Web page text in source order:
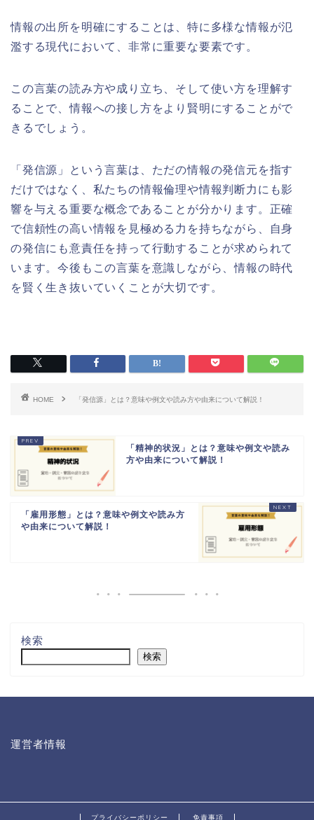
情報の出所を明確にすることは、特に多様な情報が氾
濫する現代において、非常に重要な要素です。
この言葉の読み方や成り立ち、そして使い方を理解す
ることで、情報への接し方をより賢明にすることがで
きるでしょう。
「発信源」という言葉は、ただの情報の発信元を指す
だけではなく、私たちの情報倫理や情報判断力にも影
響を与える重要な概念であることが分かります。正確
で信頼性の高い情報を見極める力を持ちながら、自身
の発信にも意責任を持って行動することが求められて
います。今後もこの言葉を意識しながら、情報の時代
を賢く生き抜いていくことが大切です。
HOME 「発信源」とは？意味や例文や読み方や由来について解説！
「精神的状況」とは？意味や例文や読み
方や由来について解説！
「雇用形態」とは？意味や例文や読み方
や由来について解説！
検索
検索
運営者情報
プライバシーポリシー 免責事項